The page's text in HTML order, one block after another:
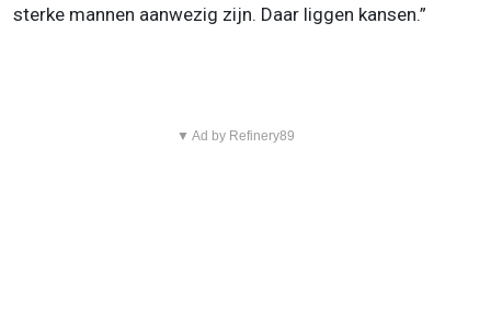
sterke mannen aanwezig zijn. Daar liggen kansen.”
▼ Ad by Refinery89